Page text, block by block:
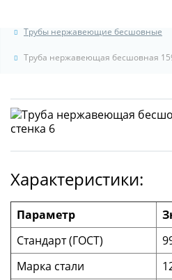
Трубы нержавеющие бесшовные
Труба нержавеющая бесшовная
Характеристики:
Параметр
Стандарт (ГОСТ)
Марка стали